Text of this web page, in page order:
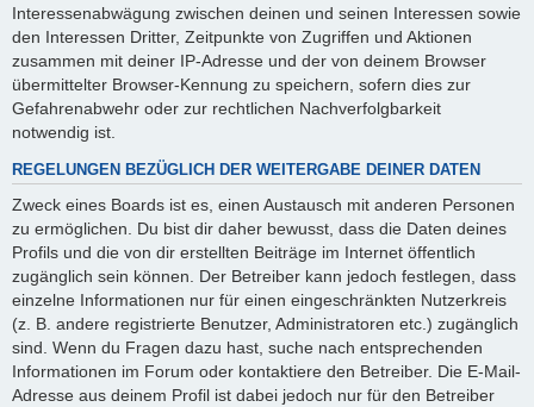
Interessenabwägung zwischen deinen und seinen Interessen sowie
den Interessen Dritter, Zeitpunkte von Zugriffen und Aktionen
zusammen mit deiner IP-Adresse und der von deinem Browser
übermittelter Browser-Kennung zu speichern, sofern dies zur
Gefahrenabwehr oder zur rechtlichen Nachverfolgbarkeit
notwendig ist.
REGELUNGEN BEZÜGLICH DER WEITERGABE DEINER DATEN
Zweck eines Boards ist es, einen Austausch mit anderen Personen
zu ermöglichen. Du bist dir daher bewusst, dass die Daten deines
Profils und die von dir erstellten Beiträge im Internet öffentlich
zugänglich sein können. Der Betreiber kann jedoch festlegen, dass
einzelne Informationen nur für einen eingeschränkten Nutzerkreis
(z. B. andere registrierte Benutzer, Administratoren etc.) zugänglich
sind. Wenn du Fragen dazu hast, suche nach entsprechenden
Informationen im Forum oder kontaktiere den Betreiber. Die E-Mail-
Adresse aus deinem Profil ist dabei jedoch nur für den Betreiber